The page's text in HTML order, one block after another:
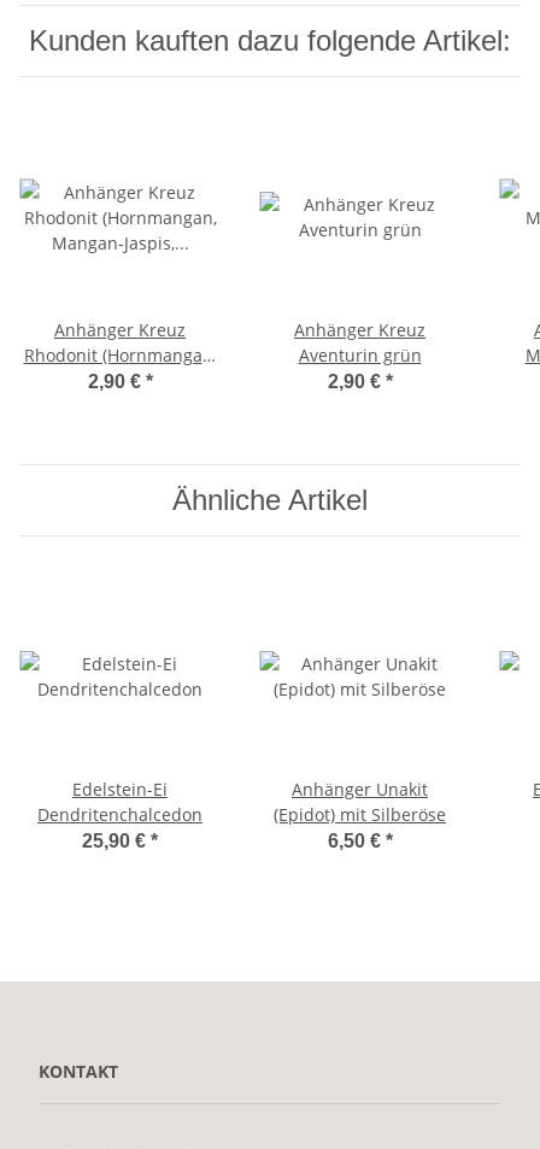
Kunden kauften dazu folgende Artikel:
Anhänger Kreuz
Rhodonit (Hornmangan,
Mangan-Jaspis, Rotspat)
2,90 € *
Anhänger Kreuz
Aventurin grün
2,90 € *
Ähnliche Artikel
Edelstein-Ei
Dendritenchalcedon
25,90 € *
Anhänger Unakit
(Epidot) mit Silberöse
6,50 € *
KONTAKT